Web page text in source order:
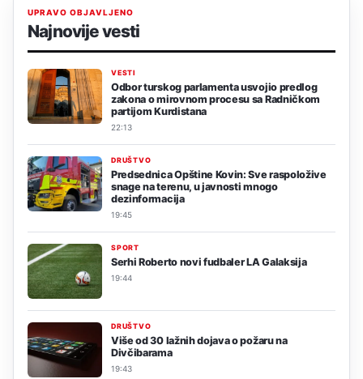
UPRAVO OBJAVLJENO
Najnovije vesti
VESTI
Odbor turskog parlamenta usvojio predlog
zakona o mirovnom procesu sa Radničkom
partijom Kurdistana
22:13
DRUŠTVO
Predsednica Opštine Kovin: Sve raspoložive
snage na terenu, u javnosti mnogo
dezinformacija
19:45
SPORT
Serhi Roberto novi fudbaler LA Galaksija
19:44
DRUŠTVO
Više od 30 lažnih dojava o požaru na
Divčibarama
19:43